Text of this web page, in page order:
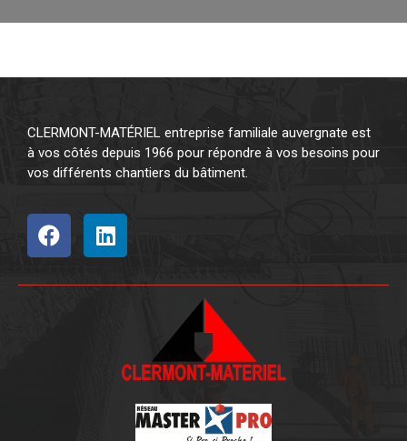
CLERMONT-MATÉRIEL entreprise familiale auvergnate est
à vos côtés depuis 1966 pour répondre à vos besoins pour
vos différents chantiers du bâtiment.